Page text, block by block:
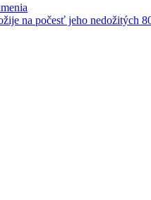
na počesť jeho nedožitých